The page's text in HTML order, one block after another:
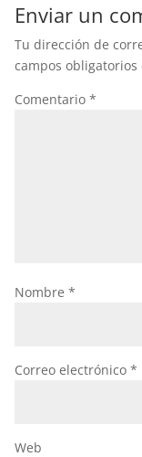
Enviar un
Tu dirección de
campos obligatorios
Comentario *
Nombre *
Correo electrónico *
Web